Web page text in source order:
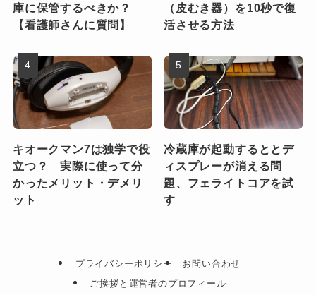
庫に保管するべきか？
【看護師さんに質問】
（皮むき器）を10秒で復
活させる方法
キオークマン7は独学で役
立つ？ 実際に使って分
かったメリット・デメリ
ット
冷蔵庫が起動するととデ
ィスプレーが消える問
題、フェライトコアを試
す
プライバシーポリシー
お問い合わせ
ご挨拶と運営者のプロフィール